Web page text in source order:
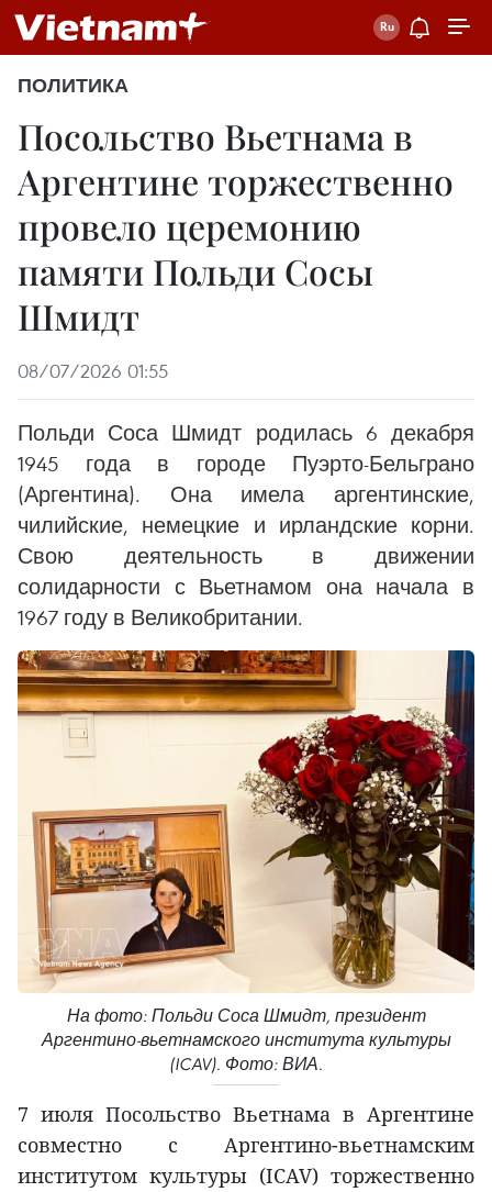
ПОЛИТИКА
Посольство Вьетнама в
Аргентине торжественно
провело церемонию
памяти Польди Сосы
Шмидт
08/07/2026 01:55
Польди Соса Шмидт родилась 6 декабря
1945 года в городе Пуэрто-Бельграно
(Аргентина). Она имела аргентинские,
чилийские, немецкие и ирландские корни.
Свою деятельность в движении
солидарности с Вьетнамом она начала в
1967 году в Великобритании.
На фото: Польди Соса Шмидт, президент
Аргентино-вьетнамского института культуры
(ICAV). Фото: ВИА.
7 июля Посольство Вьетнама в Аргентине
совместно с Аргентино-вьетнамским
институтом культуры (ICAV) торжественно